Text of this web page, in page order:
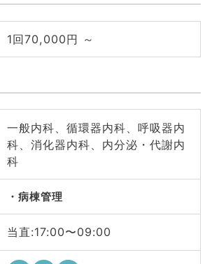
1回70,000円 ～
一般内科、循環器内科、呼吸器内
科、消化器内科、内分泌・代謝内
科
病棟管理
当直:17:00〜09:00